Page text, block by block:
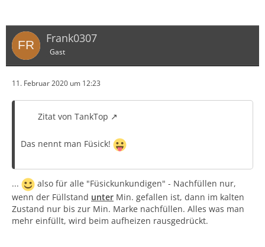
Frank0307
Gast
11. Februar 2020 um 12:23
Zitat von TankTop
Das nennt man Füsick!
...
also für alle "Füsickunkundigen" - Nachfüllen nur,
wenn der Füllstand unter Min. gefallen ist, dann im kalten
Zustand nur bis zur Min. Marke nachfüllen. Alles was man
mehr einfüllt, wird beim aufheizen rausgedrückt.